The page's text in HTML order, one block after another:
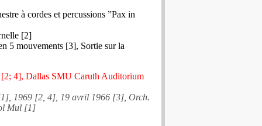
à cordes et percussions ”Pax in
[2]
5 mouvements [3], Sortie sur la
4], Dallas SMU Caruth Auditorium
1969 [2, 4], 19 avril 1966 [3], Orch.
Mul [1]